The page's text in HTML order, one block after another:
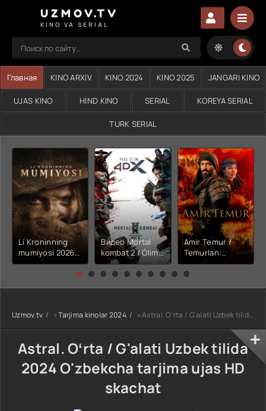
UZMOV.TV
KINO VA SERIAL
Главная KINO ARXIV KINO 2024 KINO 2025 JANGARI KINO
UJAS KINO HIND KINO SERIAL KOREYA SERIAL
TURK SERIAL
Li Kroninning
mumiyosi 2026
(uzbek tilida
kino) tarjima HD
Видео Mortal
kombat 2 / Ólim
jangi 2 (2026)
Uzbek tilida
Amir Temur /
Temurlan:
Fathchining
yuksalishi
tarjima kino Full
HD tas-ix
Uzmov.tv »Tarjima kinolar 2024 » Astral. Oʻrta / G'alati Uzbek tilida 2024 O'zbekcha tarjima ujas HD skachat
Astral. Oʻrta / G'alati Uzbek tilida
2024 O'zbekcha tarjima ujas HD
skachat